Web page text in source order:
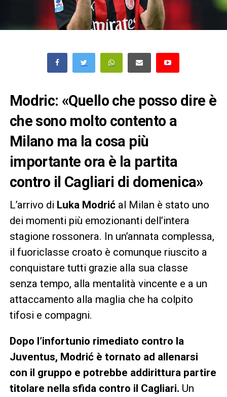
Modric: «Quello che posso dire è
che sono molto contento a
Milano ma la cosa più
importante ora è la partita
contro il Cagliari di domenica»
L’arrivo di Luka Modrićal Milan è stato uno
dei momenti più emozionanti dell’intera
stagione rossonera. In un’annata complessa,
il fuoriclasse croato è comunque riuscito a
conquistare tutti grazie alla sua classe
senza tempo, alla mentalità vincente e a un
attaccamento alla maglia che ha colpito
tifosi e compagni.
Dopo l’infortunio rimediato contro la
Juventus, Modrić è tornato ad allenarsi
con il gruppo e potrebbe addirittura partire
titolare nella sfida contro il Cagliari. Un